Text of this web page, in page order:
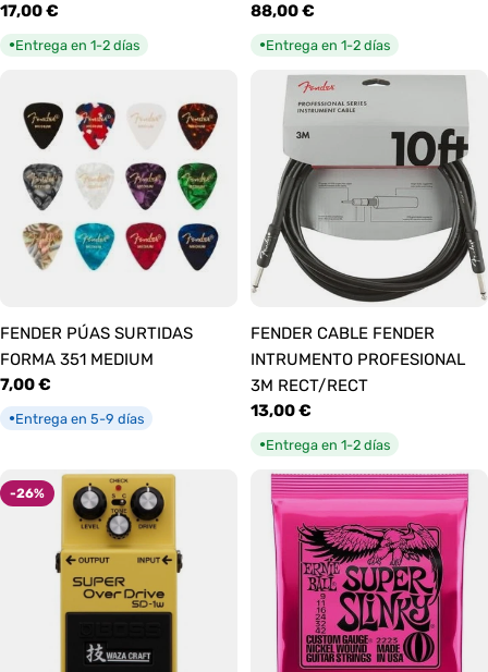
Precio
habitual
17,00 €
●Entrega en 1-2 días
Precio
habitual
88,00 €
●Entrega en 1-2 días
FENDER PÚAS SURTIDAS
FORMA 351 MEDIUM
Precio
habitual
7,00 €
●Entrega en 5-9 días
FENDER CABLE FENDER
INTRUMENTO PROFESIONAL
3M RECT/RECT
Precio
habitual
13,00 €
●Entrega en 1-2 días
-26%